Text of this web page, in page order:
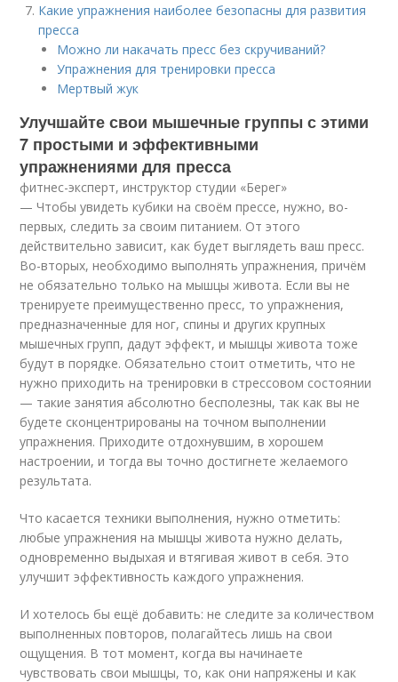
Какие упражнения наиболее безопасны для развития
пресса
Можно ли накачать пресс без скручиваний?
Упражнения для тренировки пресса
Мертвый жук
Улучшайте свои мышечные группы с этими
7 простыми и эффективными
упражнениями для пресса
фитнес-эксперт, инструктор студии «Берег»
— Чтобы увидеть кубики на своём прессе, нужно, во-
первых, следить за своим питанием. От этого
действительно зависит, как будет выглядеть ваш пресс.
Во-вторых, необходимо выполнять упражнения, причём
не обязательно только на мышцы живота. Если вы не
тренируете преимущественно пресс, то упражнения,
предназначенные для ног, спины и других крупных
мышечных групп, дадут эффект, и мышцы живота тоже
будут в порядке. Обязательно стоит отметить, что не
нужно приходить на тренировки в стрессовом состоянии
— такие занятия абсолютно бесполезны, так как вы не
будете сконцентрированы на точном выполнении
упражнения. Приходите отдохнувшим, в хорошем
настроении, и тогда вы точно достигнете желаемого
результата.
Что касается техники выполнения, нужно отметить:
любые упражнения на мышцы живота нужно делать,
одновременно выдыхая и втягивая живот в себя. Это
улучшит эффективность каждого упражнения.
И хотелось бы ещё добавить: не следите за количеством
выполненных повторов, полагайтесь лишь на свои
ощущения. В тот момент, когда вы начинаете
чувствовать свои мышцы, то, как они напряжены и как